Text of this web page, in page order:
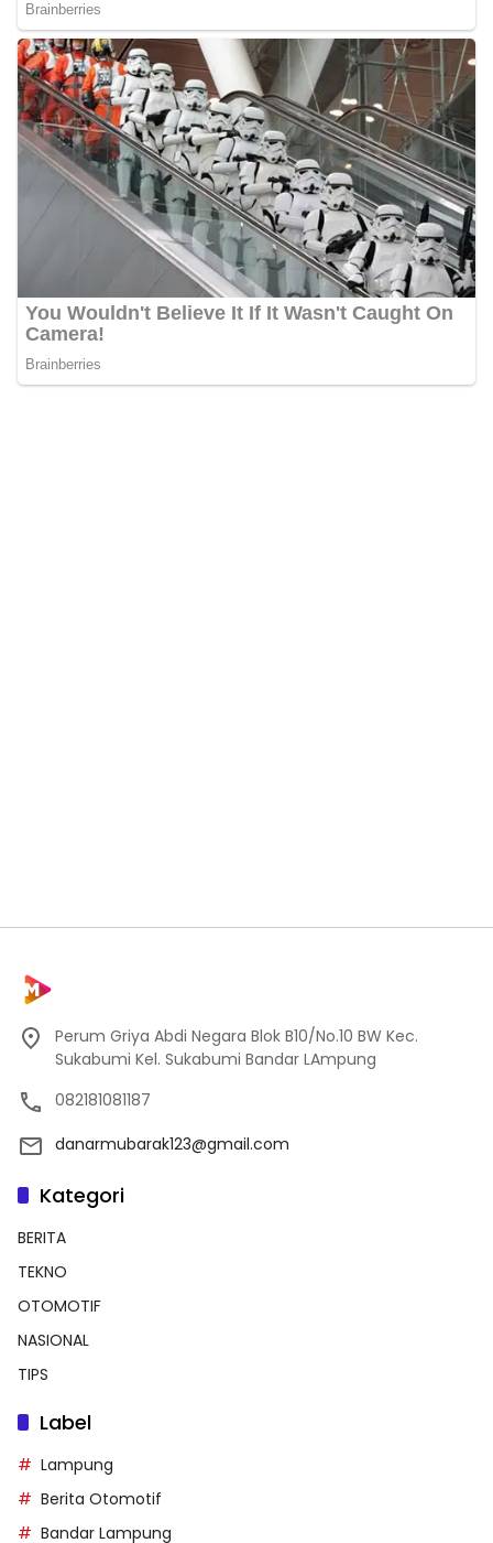
Perum Griya Abdi Negara Blok B10/No.10 BW Kec.
Sukabumi Kel. Sukabumi Bandar LAmpung
082181081187
danarmubarak123@gmail.com
Kategori
BERITA
TEKNO
OTOMOTIF
NASIONAL
TIPS
Label
Lampung
Berita Otomotif
Bandar Lampung